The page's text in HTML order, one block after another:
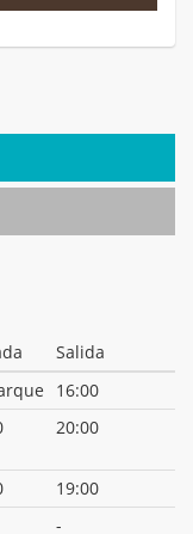
Salida
16:00
20:00
19:00
-